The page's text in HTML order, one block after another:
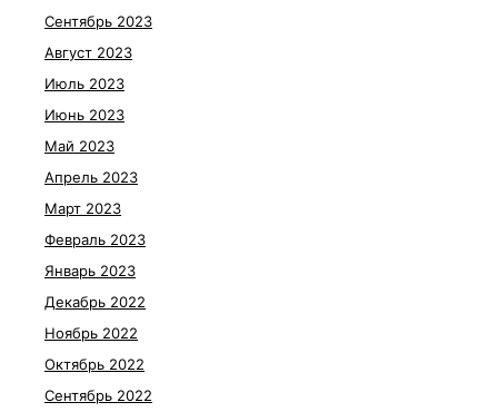
Сентябрь 2023
Август 2023
Июль 2023
Июнь 2023
Май 2023
Апрель 2023
Март 2023
Февраль 2023
Январь 2023
Декабрь 2022
Ноябрь 2022
Октябрь 2022
Сентябрь 2022